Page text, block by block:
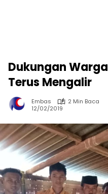
Dukungan
Terus Mengalir
Embas
2 Min Baca
12/02/2019